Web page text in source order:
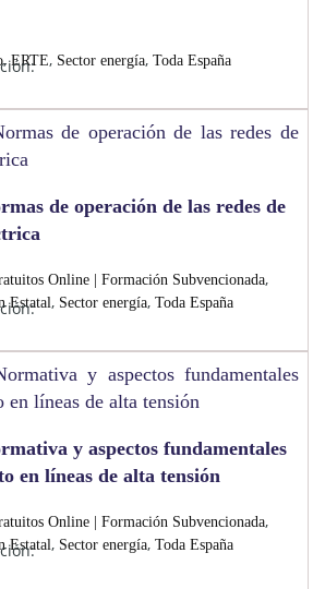
,ERTE, Sector energía, Toda España
de operación de las redes de
Online | Formación Subvencionada,
Estatal, Sector energía, Toda España
y aspectos fundamentales
en líneas de alta tensión
Online | Formación Subvencionada,
Estatal, Sector energía, Toda España